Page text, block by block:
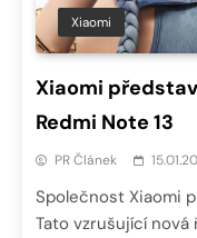
Xiaomi
Xiaomi
Redmi Note 13
PR Článek
Společnost Xiaomi
Tato vzrušující nová